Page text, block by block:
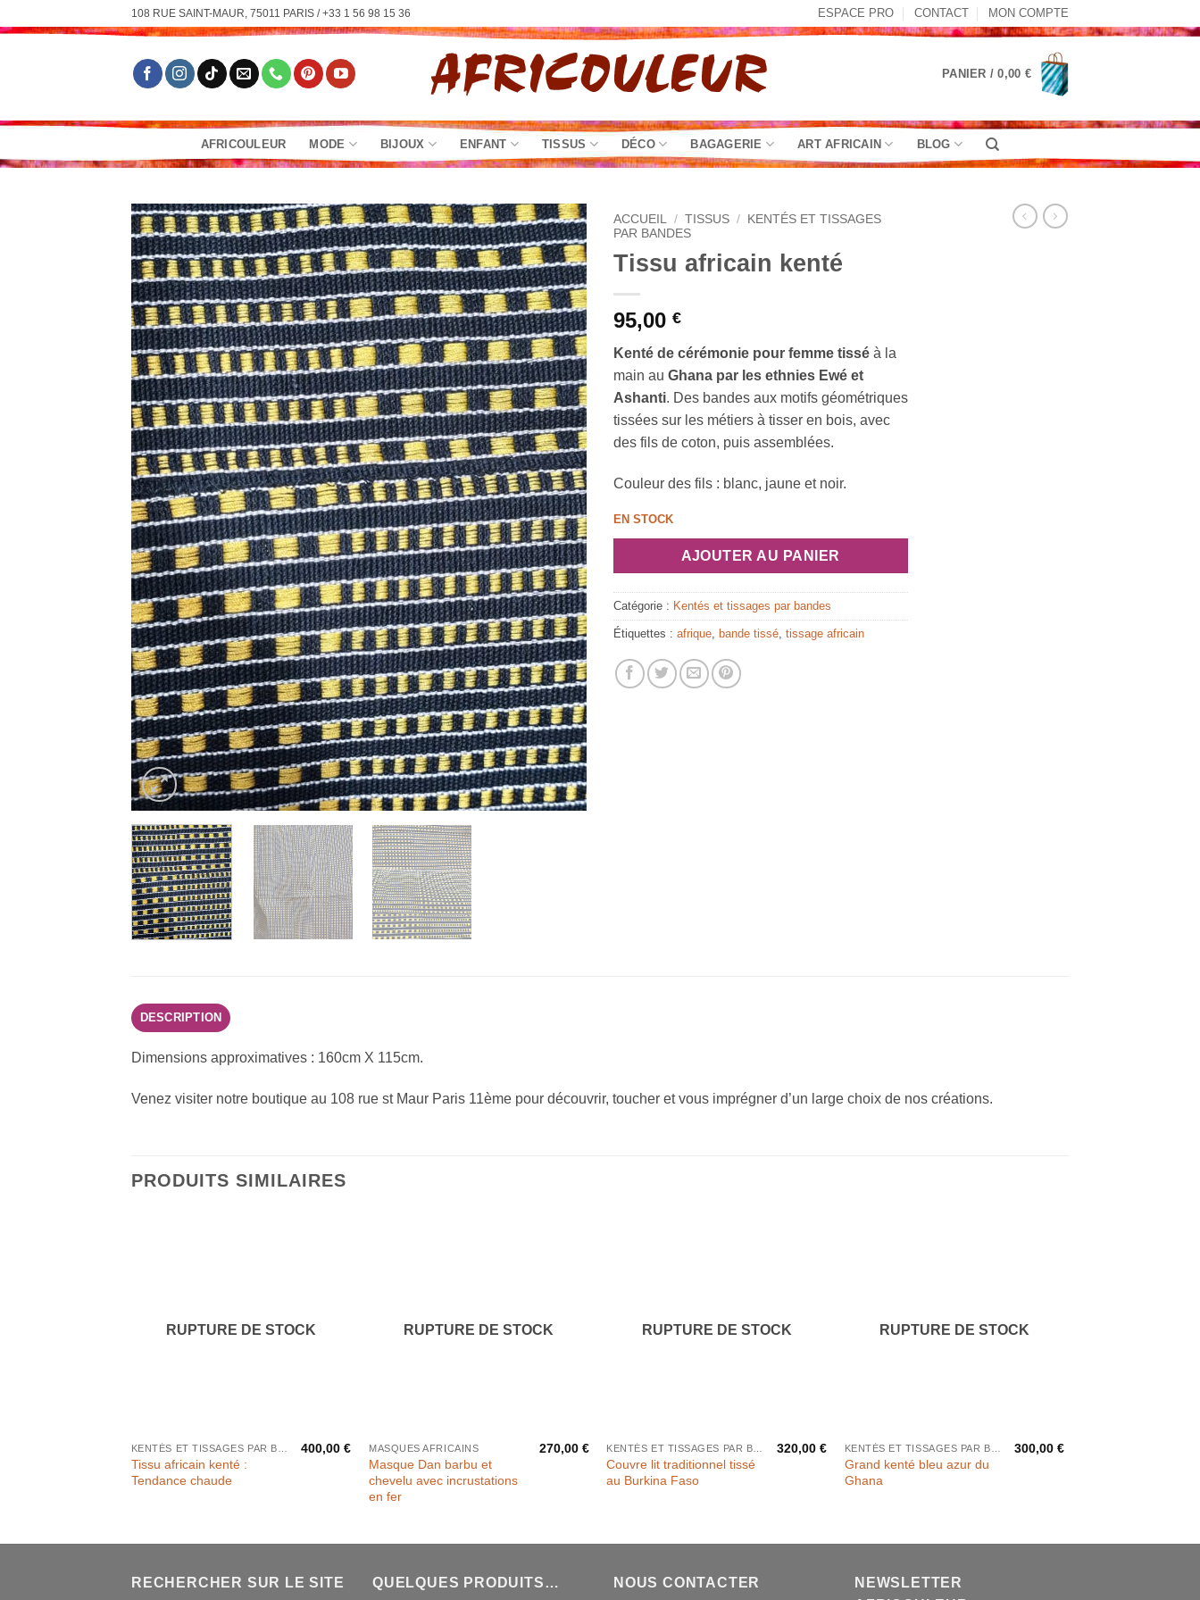
au
108 RUE SAINT-MAUR, 75011 PARIS / +33 1 56 98 15 36 ESPACE PRO CONTACT MON COMPTE
PANIER /0,00 €
AFRICOULEUR MODE BIJOUX ENFANT TISSUS DÉCO BAGAGERIE ART AFRICAIN BLOG
ACCUEIL / TISSUS /
KENTÉS ET TISSAGES
PAR BANDES
Tissu africain kenté
95,00 €
Kenté de cérémonie pour femme tissé à la
main au Ghana par les ethnies Ewé et
Ashanti. Des bandes aux motifs géométriques
tissées sur les métiers à tisser en bois, avec
des fils de coton, puis assemblées.
Couleur des fils : blanc, jaune et noir.
EN STOCK
AJOUTER AU PANIER
Catégorie : Kentés et tissages par bandes
Étiquettes : afrique bande tissé tissage africain
DESCRIPTION
Dimensions approximatives : 160cm X 115cm.
Venez visiter notre boutique au 108 rue st Maur Paris 11ème pour découvrir, toucher et vous imprégner d’un large choix de nos créations.
PRODUITS SIMILAIRES
RUPTURE DE STOCK
Tissu africain kenté :
Tendance chaude
400,00€
RUPTURE DE STOCK
MASQUES AFRICAINS
Masque Dan barbu et
chevelu avec incrustations
en fer
270,00 €
RUPTURE DE STOCK
Couvre lit traditionnel tissé
au Burkina Faso
320,00 €
RUPTURE DE STOCK
Grand kenté bleu azur du
Ghana
300,00€
RECHERCHER SUR LE SITE QUELQUES PRODUITS… NOUS CONTACTER
NEWSLETTER